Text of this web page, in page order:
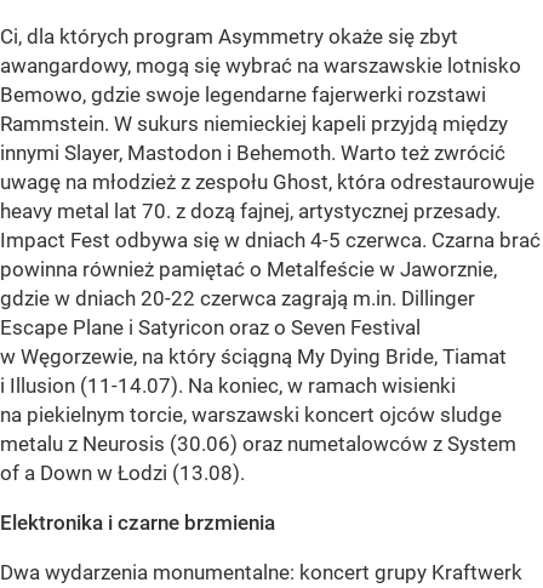
Ci, dla których program Asymmetry okaże się zbyt
awangardowy, mogą się wybrać na warszawskie lotnisko
Bemowo, gdzie swoje legendarne fajerwerki rozstawi
Rammstein. W sukurs niemieckiej kapeli przyjdą między
innymi Slayer, Mastodon i Behemoth. Warto też zwrócić
uwagę na młodzież z zespołu Ghost, która odrestaurowuje
heavy metal lat 70. z dozą fajnej, artystycznej przesady.
Impact Fest odbywa się w dniach 4-5 czerwca. Czarna brać
powinna również pamiętać o Metalfeście w Jaworznie,
gdzie w dniach 20-22 czerwca zagrają m.in. Dillinger
Escape Plane i Satyricon oraz o Seven Festival
w Węgorzewie, na który ściągną My Dying Bride, Tiamat
i Illusion (11-14.07). Na koniec, w ramach wisienki
na piekielnym torcie, warszawski koncert ojców sludge
metalu z Neurosis (30.06) oraz numetalowców z System
of a Down w Łodzi (13.08).
Elektronika i czarne brzmienia
Dwa wydarzenia monumentalne: koncert grupy Kraftwerk